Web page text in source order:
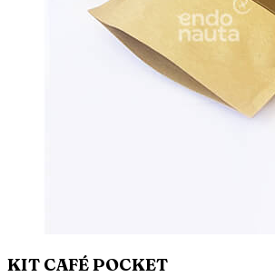
KIT CAFÉ POCKET